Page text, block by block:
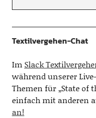
Textilvergehen-Chat
Im Slack
während unserer
Themen für „State of
einfach mit anderen
an!